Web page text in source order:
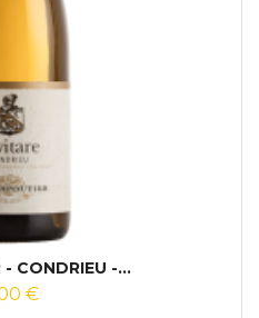
- CONDRIEU -...
€